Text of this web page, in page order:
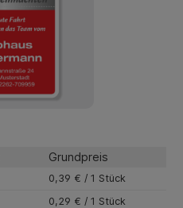
Grundpreis
0,39 € / 1 Stück
0,29 € / 1 Stück